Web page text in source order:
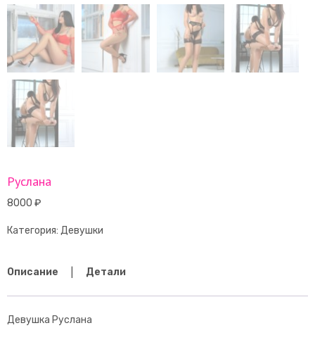
Руслана
8000 ₽
Категория: Девушки
Описание Детали
Девушка Руслана